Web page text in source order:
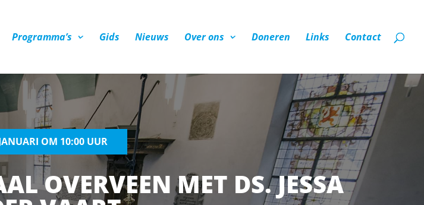
Programma’s Gids Nieuws Over ons Doneren Links Contact
OM 10:00 UUR
OVERVEEN MET DS. JESSA